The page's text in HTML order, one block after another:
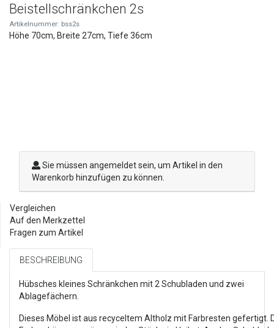
Beistellschränkchen 2s
Artikelnummer: bss2s
Höhe 70cm, Breite 27cm, Tiefe 36cm
Sie müssen angemeldet sein, um Artikel in den
Warenkorb hinzufügen zu können.
Vergleichen
Auf den Merkzettel
Fragen zum Artikel
BESCHREIBUNG
Hübsches kleines Schränkchen mit 2 Schubladen und zwei
Ablagefächern.
Dieses Möbel ist aus recyceltem Altholz mit Farbresten gefertigt.